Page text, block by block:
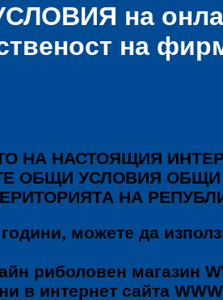
на
на
НА НАСТОЯЩИЯ
ОБЩИ УСЛОВИЯ ОБЩИ
НА
можете да
риболовен
в интернет сайта